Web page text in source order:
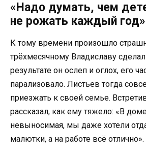
«Надо думать, чем
не рожать каждый год»
К тому времени произошло
трёхмесячному Владиславу
результате он ослеп и оглох, его
парализовало. Листьев тогда
приезжать к своей семье.
рассказал, как ему тяжело: «В
невыносимая, мы даже хотели
малютки, а на работе всё отлично».